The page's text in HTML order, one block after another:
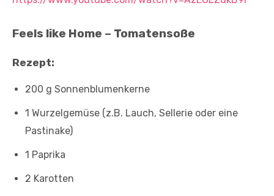
Feels like Home – Tomatensoße
Rezept:
200 g Sonnenblumenkerne
1 Wurzelgemüse (z.B. Lauch, Sellerie oder eine
Pastinake)
1 Paprika
2 Karotten